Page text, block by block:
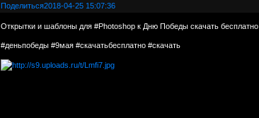
Поделиться2018-04-25 15:07:36
Открытки и шаблоны для #Photoshop к Дню Победы скачать бесплатно
#деньпобеды #9мая #скачатьбесплатно #скачать